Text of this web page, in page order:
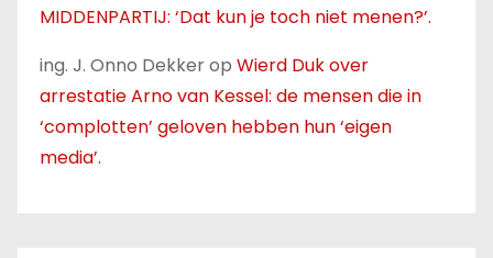
MIDDENPARTIJ: ‘Dat kun je toch niet menen?’.
ing. J. Onno Dekkerop Wierd Duk over
arrestatie Arno van Kessel: de mensen die in
‘complotten’ geloven hebben hun ‘eigen
media’.